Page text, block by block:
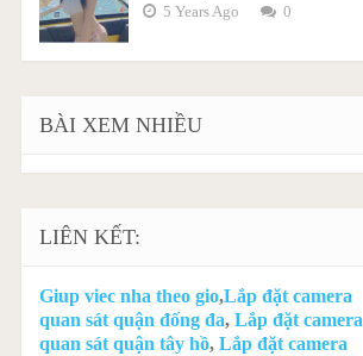
5 Years Ago 0
BÀI XEM NHIỀU
LIÊN KẾT:
Giup viec nha theo gio,Lắp đặt camera
quan sát quận đống đa, Lắp đặt camera
quan sát quận tây hồ, Lắp đặt camera